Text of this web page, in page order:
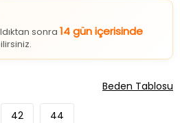
sonra 14 gün içerisinde
42 44
Beden Tablosu